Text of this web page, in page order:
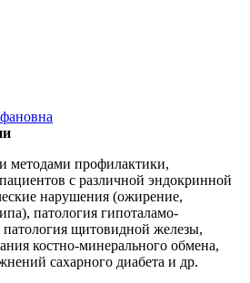
методами профилактики,
с различной эндокринной
нарушения (ожирение,
патология гипоталамо-
щитовидной железы,
костно-минерального обмена,
сахарного диабета и др.